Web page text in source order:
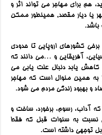
هم برای مهاجر می تواند اثر و
یا دیار مقصد, همینطور ممکن
باشد.
کشورهای اروپایی تا حدودی
آفریقایی و …می دانند که
کاهش یابد دنبال علت یابی می
به همین منوال است که مهاجر
و بهبود زندگی مردم می شود.
آداب، رسوم، برخورد، ساخت و
نسبت به سنوات قبل که فقط
توجهی داشته است.